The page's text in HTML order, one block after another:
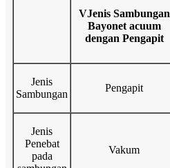
VJenis Sambungan
Bayonet acuum
dengan Pengapit
Jenis
Sambungan
Pengapit
Jenis
Penebat
pada
Vakum